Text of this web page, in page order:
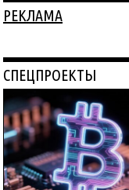
РЕКЛАМА
СПЕЦПРОЕКТЫ